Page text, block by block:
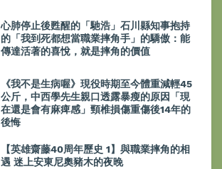
心肺停止後甦醒的「馳浩」石川縣知事抱持
的「我到死都想當職業摔角手」的驕傲：能
傳達活著的喜悅，就是摔角的價值
《我不是生病喔》現役時期至今體重減輕45
公斤，中西學先生親口透露暴瘦的原因「現
在還是會有麻痺感」頸椎損傷重傷後14年的
後悔
【英雄齋藤40周年歷史 1】與職業摔角的相
遇 迷上安東尼奧豬木的夜晚